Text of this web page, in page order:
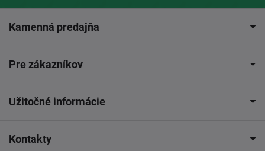
Kamenná predajňa
Pre zákazníkov
Užitočné informácie
Kontakty